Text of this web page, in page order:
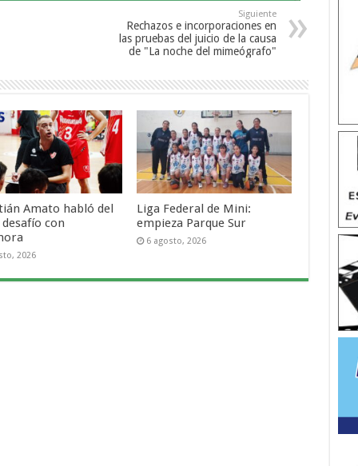
Siguiente
Rechazos e incorporaciones en
las pruebas del juicio de la causa
de "La noche del mimeógrafo"
Amato habló del
con
2026
Liga Federal de Mini:
empieza Parque Sur
6 agosto, 2026